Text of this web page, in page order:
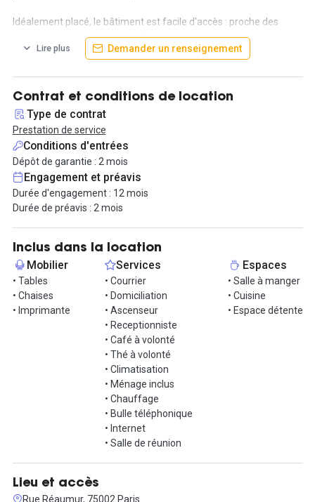
Idéalement placé, le bâtiment est facile d'accès : proche des
stations de métro et de bus. Également, il est entouré de
nombreux restaurants et magasins
Lire plus Demander un renseignement
Contrat et conditions de location
Type de contrat
Prestation de service
Conditions d'entrées
Dépôt de garantie : 2 mois
Engagement et préavis
Durée d'engagement : 12 mois
Durée de préavis : 2 mois
Inclus dans la location
Mobilier
• Tables
• Chaises
• Imprimante
Services
• Courrier
• Domiciliation
• Ascenseur
• Receptionniste
• Café à volonté
• Thé à volonté
• Climatisation
• Ménage inclus
• Chauffage
• Bulle téléphonique
• Internet
• Salle de réunion
Espaces
• Salle à manger
• Cuisine
• Espace détente
Lieu et accès
Rue Réaumur, 75002 Paris